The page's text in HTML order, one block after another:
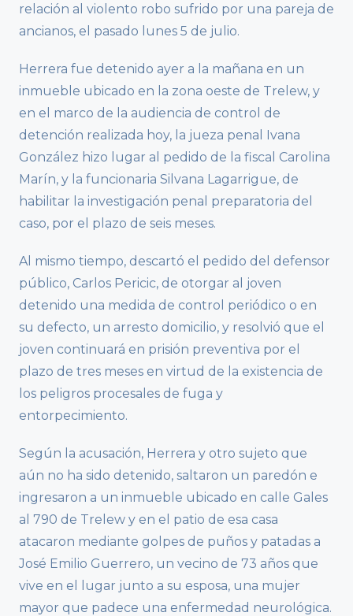
relación al violento robo sufrido por una pareja de
ancianos, el pasado lunes 5 de julio.
Herrera fue detenido ayer a la mañana en un
inmueble ubicado en la zona oeste de Trelew, y
en el marco de la audiencia de control de
detención realizada hoy, la jueza penal Ivana
González hizo lugar al pedido de la fiscal Carolina
Marín, y la funcionaria Silvana Lagarrigue, de
habilitar la investigación penal preparatoria del
caso, por el plazo de seis meses.
Al mismo tiempo, descartó el pedido del defensor
público, Carlos Pericic, de otorgar al joven
detenido una medida de control periódico o en
su defecto, un arresto domicilio, y resolvió que el
joven continuará en prisión preventiva por el
plazo de tres meses en virtud de la existencia de
los peligros procesales de fuga y
entorpecimiento.
Según la acusación, Herrera y otro sujeto que
aún no ha sido detenido, saltaron un paredón e
ingresaron a un inmueble ubicado en calle Gales
al 790 de Trelew y en el patio de esa casa
atacaron mediante golpes de puños y patadas a
José Emilio Guerrero, un vecino de 73 años que
vive en el lugar junto a su esposa, una mujer
mayor que padece una enfermedad neurológica.